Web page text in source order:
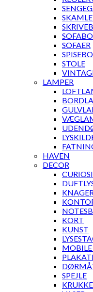
SOFAER
STOLE
LAMPER
HAVEN
DECOR
KORT
KUNST
MOBILE
SPEJLE